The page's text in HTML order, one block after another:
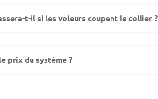
t-il si les voleurs coupent le collier ?
prix du système ?